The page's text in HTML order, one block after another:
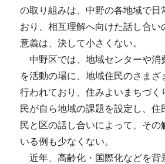
の取り組みは、中野の各地域で日
おり、相互理解へ向けた話し合い
意義は、決して小さくない。
中野区では、地域センターや消
を活動の場に、地域住民のさまざ
行われており、住みよいまちづく
民が自ら地域の課題を設定し、住
民と区の話し合いによって、その
いる例も少なくない。
近年、高齢化・国際化などを背